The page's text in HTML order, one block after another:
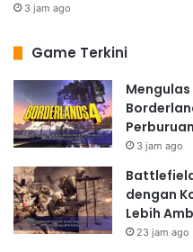
3 jam ago
Game Terkini
3 jam ago
dengan
Lebih
23 jam ago